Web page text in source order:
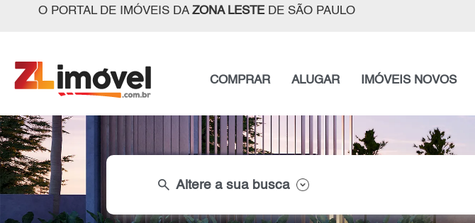
O PORTAL DE IMÓVEIS DA ZONA LESTEDE SÃO PAULO
COMPRAR ALUGAR IMÓVEIS NOVOS
search Altere a sua busca